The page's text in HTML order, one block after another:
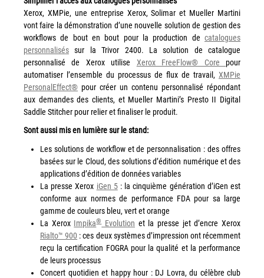
Tel : 04 37 64 64 02
Linkedin
XEROX I Concessionnaire Agrée
Blog
Guide GED
Contact
Newsletter
Plan du site
Politique de confidentialité
Xerox, XMPie, une entreprise Xerox, Solimar et Mueller Martini
vont faire la démonstration d’une nouvelle solution de gestion des
workflows de bout en bout pour la production de catalogues
personnalisés sur la Trivor 2400. La solution de catalogue
personnalisé de Xerox utilise Xerox FreeFlow® Corepour
automatiser l’ensemble du processus de flux de travail, XMPie
PersonalEffect® pour créer un contenu personnalisé répondant
aux demandes des clients, et Mueller Martini’s Presto II Digital
Saddle Stitcher pour relier et finaliser le produit.
Sont aussi mis en lumière sur le stand:
Les solutions de workflow et de personnalisation : des offres
basées sur le Cloud, des solutions d’édition numérique et des
applications d’édition de données variables
La presse Xerox iGen 5: la cinquième génération d’iGen est
conforme aux normes de performance FDA pour sa large
gamme de couleurs bleu, vert et orange
La Xerox Impika®Evolution et la presse jet d’encre Xerox
Rialto™ 900 : ces deux systèmes d’impression ont récemment
reçu la certification FOGRA pour la qualité et la performance
de leurs processus
Concert quotidien et happy hour : DJ Lovra, du célèbre club